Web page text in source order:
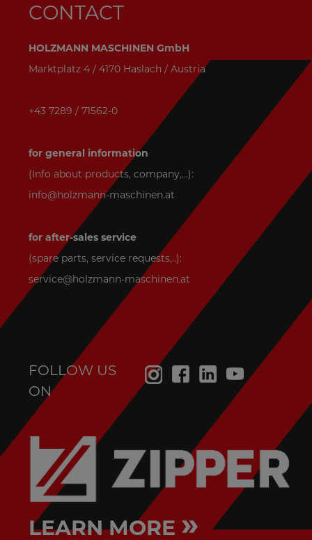
CONTACT
HOLZMANN MASCHINEN GmbH
Marktplatz 4 / 4170 Haslach / Austria
+43 7289 / 71562-0
for general information
(Info about products, company,...):
info@holzmann-maschinen.at
for after-sales service
(spare parts, service requests,..):
service@holzmann-maschinen.at
FOLLOW US
ON
LEARN MORE »